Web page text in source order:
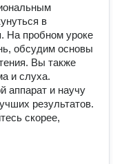
в
На пробном уроке
обсудим основы
Вы также
и слуха.
аппарат и научу
результатов.
скорее,